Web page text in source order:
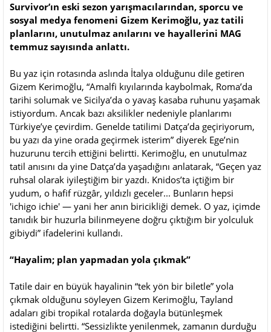
Survivor’ın eski sezon yarışmacılarından, sporcu ve
sosyal medya fenomeni Gizem Kerimoğlu, yaz tatili
planlarını, unutulmaz anılarını ve hayallerini MAG
temmuz sayısında anlattı.
Bu yaz için rotasında aslında İtalya olduğunu dile getiren
Gizem Kerimoğlu, “Amalfi kıyılarında kaybolmak, Roma’da
tarihi solumak ve Sicilya’da o yavaş kasaba ruhunu yaşamak
istiyordum. Ancak bazı aksilikler nedeniyle planlarımı
Türkiye’ye çevirdim. Genelde tatilimi Datça’da geçiriyorum,
bu yazı da yine orada geçirmek isterim” diyerek Ege’nin
huzurunu tercih ettiğini belirtti. Kerimoğlu, en unutulmaz
tatil anısını da yine Datça’da yaşadığını anlatarak, “Geçen yaz
ruhsal olarak iyileştiğim bir yazdı. Knidos’ta içtiğim bir
yudum, o hafif rüzgâr, yıldızlı geceler... Bunların hepsi
'ichigo ichie' — yani her anın biricikliği demek. O yaz, içimde
tanıdık bir huzurla bilinmeyene doğru çıktığım bir yolculuk
gibiydi” ifadelerini kullandı.
“Hayalim; plan yapmadan yola çıkmak”
Tatile dair en büyük hayalinin “tek yön bir biletle” yola
çıkmak olduğunu söyleyen Gizem Kerimoğlu, Tayland
adaları gibi tropikal rotalarda doğayla bütünleşmek
istediğini belirtti. “Sessizlikte yenilenmek, zamanın durduğu